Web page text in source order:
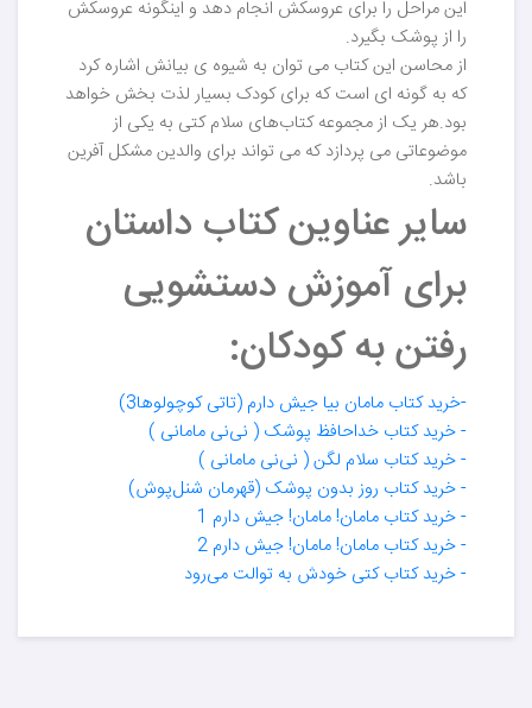
این مراحل را برای عروسکش انجام دهد و اینگونه عروسکش
را از پوشک بگیرد.
از محاسن این کتاب می توان به شیوه ی بیانش اشاره کرد
که به گونه ای است که برای کودک بسیار لذت بخش خواهد
بود.هر یک از مجموعه کتاب‌های سلام کتی به یکی از
موضوعاتی می پردازد که می تواند برای والدین مشکل آفرین
باشد.
سایر عناوین کتاب داستان
برای آموزش دستشویی
رفتن به کودکان:
-خرید کتاب مامان بیا جیش دارم (تاتی کوچولوها3)
- خرید کتاب خداحافظ پوشک ( نی‌نی مامانی )
- خرید کتاب سلام لگن ( نی‌نی مامانی )
- خرید کتاب روز بدون پوشک (قهرمان شنل‌پوش)
- خرید کتاب مامان! مامان! جیش دارم 1
- خرید کتاب مامان! مامان! جیش دارم 2
- خرید کتاب کتی خودش به توالت می‌رود